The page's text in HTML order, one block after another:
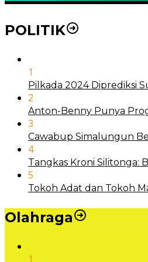
POLITIK
1
Pilkada 2024 Diprediksi
2
Anton-Benny Punya
3
Cawabup Simalungun
4
Tangkas Kroni Silitonga:
5
Tokoh Adat dan Tokoh
Olahraga
1